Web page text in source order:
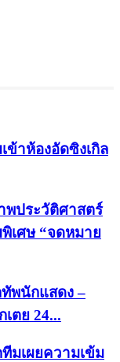
ข้าห้องอัดซิงเกิล
ประวัติศาสตร์
เศษ “จดหมาย
ทัพนักแสดง –
ตย 24...
มเผยความเข้ม